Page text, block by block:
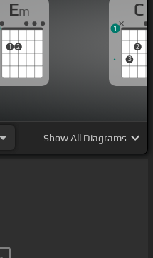
Em
1 2
C
3
2
1
ShowAll Diagrams